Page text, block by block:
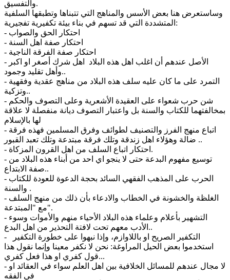
والتفسيق.
وساستعرض هنا بعض الأسس والمناهج التي تتبناها وتطبقها السلفية
المتشددة التي قد تسهم في بناء بيئة تكفيرية تفجيرية:
- احتكار الحق والصواب
- احتكار صفة اهل السنة
- احتكار صفة الفرقة الناجية
- الأصل عندهم أن اغلب اهل هذه البلاد اهل شرك أصغر او اكبر
وأهل تقليد وجمود..
- التمرد على ما كان عليه سلف هذه البلاد من مناهج عقدية وفقهية
وتزكية..
- شن حرب شعواء على العقيدة الأشعرية وعلى التصوف والحكم
بمخالفتهما للكتاب والسنة بل واعتبار التصوف ديانة منفصلة لا علاقة
- اتباع منهج الفرز والتصنيف لطوائف وفرق المسلمين فهذه فرقة
ضالة وهؤلاء اهل زندقة وتلك فرقة مبتدعة وتلك تعبد القبور ..
- احتكار اتباع السلف من اهل القرون المزكاة.
- توسيع مفهوم البدعة حتى لا ينجو اي احد من أبناء هذه البلاد من
صفة الابتداع..
- الحرب على المذهب الفقهي السائد بحجة الدعوة للعودة للكتاب
والسنة .
- الغلظة والخشونة في الخطاب والادعاء بأن ذلك من منهج السلف
مع "المبتدعة".
- التشهير بأعلام وعلماء هذه البلاد الأحياء منهم والأموات وسوء
الأدب معهم تحت لافتة التحذير من اهل البدع..
- التكفير الصريح او باللاوازم، وإذا نبهوا على خطورة التكفير
استخدموا بعض الحيل المراوغة: نحن لا نكفر معينا وإنما نقول هذا
قول كفري او هذا فعل كفري...
- لا مجال عندهم للمسائل الخلافية بين اهل العلم سواء في العقائد او